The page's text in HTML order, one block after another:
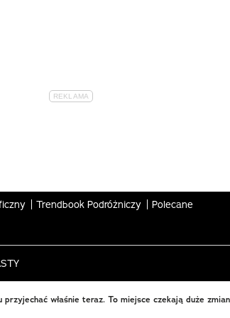
Trendbook Podróżniczy Polecane
przyjechać właśnie teraz. To miejsce czekają duże